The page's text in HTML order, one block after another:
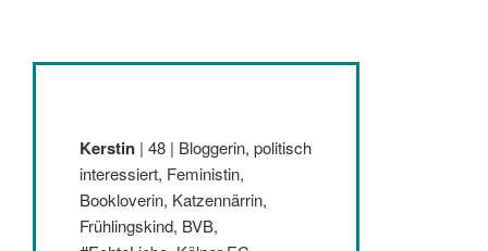
Kerstin | 48 | Bloggerin, politisch
interessiert, Feministin,
Bookloverin, Katzennärrin,
Frühlingskind, BVB,